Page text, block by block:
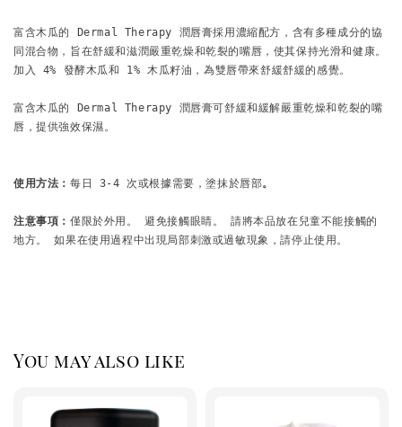
富含木瓜的 Dermal Therapy 潤唇膏採用濃縮配方，含有多種成分的協
同混合物，旨在舒緩和滋潤嚴重乾燥和乾裂的嘴唇，使其保持光滑和健康。
加入 4% 發酵木瓜和 1% 木瓜籽油，為雙唇帶來舒緩舒緩的感覺。
富含木瓜的 Dermal Therapy 潤唇膏可舒緩和緩解嚴重乾燥和乾裂的嘴
唇，提供強效保濕。
使用方法： 每日 3-4 次或根據需要，塗抹於唇部。
注意事項： 僅限於外用。 避免接觸眼睛。 請將本品放在兒童不能接觸的
地方。 如果在使用過程中出現局部刺激或過敏現象，請停止使用。
You may also like